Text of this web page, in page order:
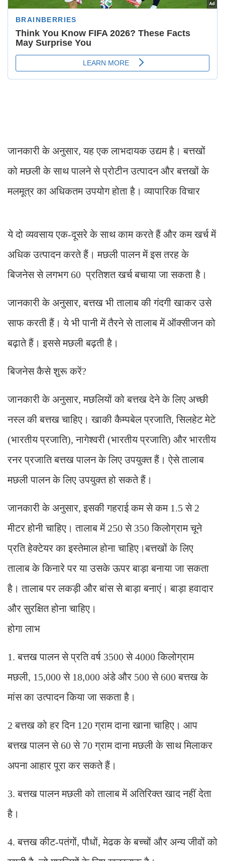
जानकारी के अनुसार, यह एक लाभदायक उद्यम है। बत्तखों
को मछली के साथ पालने से प्रोटीन उत्पादन और बत्तखों के
मलमूत्र का अधिकतम उपयोग होता है। व्यापारिक विचार
ये दो व्यवसाय एक-दूसरे के साथ काम करते हैं और कम खर्च में
अधिक उत्पादन करते हैं। मछली पालन में इस तरह के
बिजनेस से लगभग 60 प्रतिशत खर्च बचाया जा सकता है।
जानकारी के अनुसार, बत्तख भी तालाब की गंदगी खाकर उसे
साफ करती हैं। ये भी पानी में तैरने से तालाब में ऑक्सीजन को
बढ़ाते हैं। इससे मछली बढ़ती है।
बिजनेस कैसे शुरू करें?
जानकारी के अनुसार, मछलियों को बत्तख देने के लिए अच्छी
नस्ल की बत्तख चाहिए। खाकी कैम्पबेल प्रजाति, सिलहेट मेटे
(भारतीय प्रजाति), नागेश्वरी (भारतीय प्रजाति) और भारतीय
रनर प्रजाति बत्तख पालन के लिए उपयुक्त हैं। ऐसे तालाब
मछली पालन के लिए उपयुक्त हो सकते हैं।
जानकारी के अनुसार, इसकी गहराई कम से कम 1.5 से 2
मीटर होनी चाहिए। तालाब में 250 से 350 किलोग्राम चूने
प्रति हेक्टेयर का इस्तेमाल होना चाहिए।बत्तखों के लिए
तालाब के किनारे पर या उसके ऊपर बाड़ा बनाया जा सकता
है। तालाब पर लकड़ी और बांस से बाड़ा बनाएं। बाड़ा हवादार
और सुरक्षित होना चाहिए।
होगा लाभ
1. बत्तख पालन से प्रति वर्ष 3500 से 4000 किलोग्राम
मछली, 15,000 से 18,000 अंडे और 500 से 600 बत्तख के
मांस का उत्पादन किया जा सकता है।
2 बत्तख को हर दिन 120 ग्राम दाना खाना चाहिए। आप
बत्तख पालन से 60 से 70 ग्राम दाना मछली के साथ मिलाकर
अपना आहार पूरा कर सकते हैं।
3. बत्तख पालन मछली को तालाब में अतिरिक्त खाद नहीं देता
है।
4. बत्तख कीट-पतंगों, पौधों, मेढक के बच्चों और अन्य जीवों को